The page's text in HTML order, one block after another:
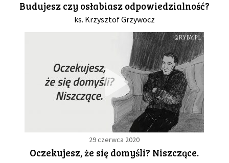
DRUŻYNA
WESPRZYJ NAS
PARTNERZY
NEWSLETTER
Budujesz czy osłabiasz odpowiedzialność?
ks. Krzysztof Grzywocz
29 czerwca 2020
Oczekujesz, że się domyśli? Niszczące.